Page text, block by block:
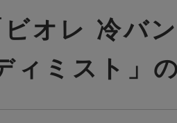
オレ 冷バ
ィミスト」